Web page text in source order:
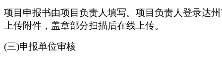
项目申报书由项目负责人填写。项目负责人登录达
上传附件，盖章部分扫描后在线上传。
(三)申报单位审核